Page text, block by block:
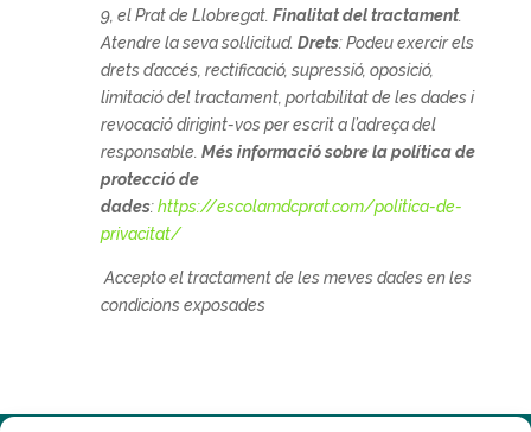
9, el Prat de Llobregat.Finalitat del tractament.
Atendre la seva sol·licitud.Drets: Podeu exercir els
drets d’accés, rectificació, supressió, oposició,
limitació del tractament, portabilitat de les dades i
revocació dirigint-vos per escrit a l’adreça del
responsable.Més informació sobre la política de
protecció de
dades:https://escolamdcprat.com/politica-de-
privacitat/
Accepto el tractament de les meves dades en les
condicions exposades